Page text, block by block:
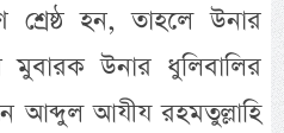
হন, তাহলে উনার
মুবারক উনার ধুলিবালির
আব্দুল আযীয রহমতুল্লাহি